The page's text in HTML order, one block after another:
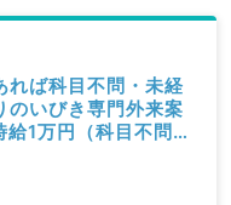
れば科目不問・未経
いびき専門外来案
1万円（科目不問／